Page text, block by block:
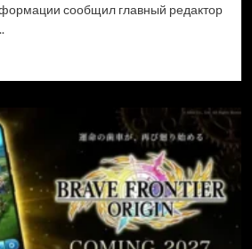
сообщил главный редактор